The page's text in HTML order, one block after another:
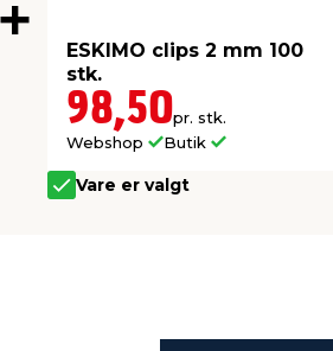
ESKIMO clips 2 mm 100
stk.
98,50pr. stk.
Webshop
Butik
Vare er valgt